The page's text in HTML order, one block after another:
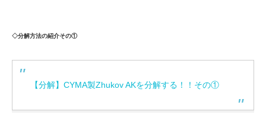
◇分解方法の紹介その①
【分解】CYMA製Zhukov AKを分解する！！その①